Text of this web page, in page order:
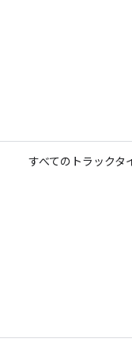
すべてのトラックタ